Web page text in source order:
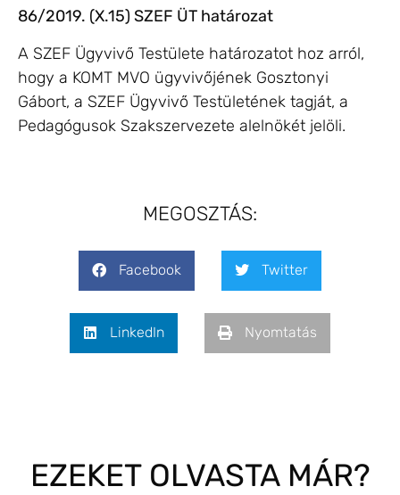
86/2019. (X.15) SZEF ÜT határozat
A SZEF Ügyvivő Testülete határozatot hoz arról,
hogy a KOMT MVO ügyvivőjének Gosztonyi
Gábort, a SZEF Ügyvivő Testületének tagját, a
Pedagógusok Szakszervezete alelnökét jelöli.
MEGOSZTÁS:
Facebook Twitter
LinkedIn Nyomtatás
EZEKET OLVASTA MÁR?